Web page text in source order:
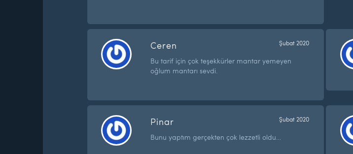
Ceren Şubat 2020
Bu tarif için çok teşekkürler mantar yemeyen
oğlum mantarı sevdi.
Pinar Şubat 2020
Bunu yaptım gerçekten çok lezzetli oldu…